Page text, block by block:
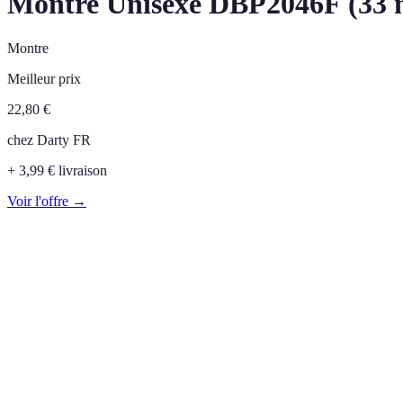
Montre
Meilleur prix
22,80 €
chez Darty FR
+ 3,99 € livraison
Voir l'offre →